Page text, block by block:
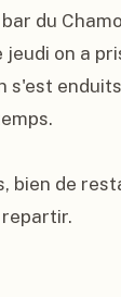
du
on a
s'est
de
repartir.